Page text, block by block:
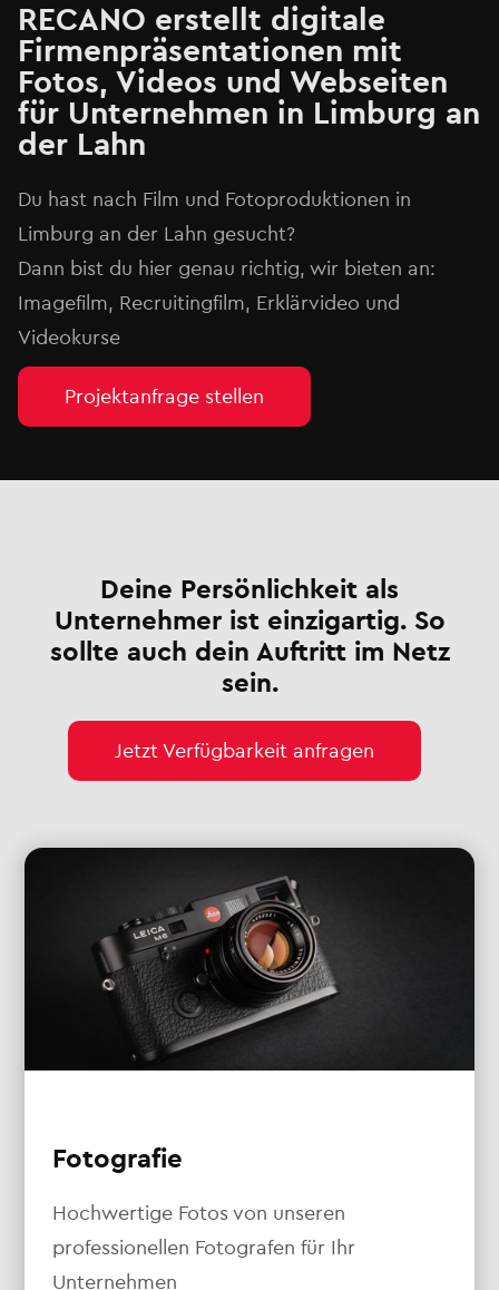
RECANO erstellt digitale
Firmenpräsentationen mit
Fotos, Videos und Webseiten
für Unternehmen in Limburg an
der Lahn
Du hast nach Film und Fotoproduktionen in
Limburg an der Lahn gesucht?
Dann bist du hier genau richtig, wir bieten an:
Imagefilm, Recruitingfilm, Erklärvideo und
Videokurse
Projektanfrage stellen
Deine Persönlichkeit als
Unternehmer ist einzigartig. So
sollte auch dein Auftritt im Netz
sein.
Jetzt Verfügbarkeit anfragen
Fotografie
Hochwertige Fotos von unseren
professionellen Fotografen für Ihr
Unternehmen